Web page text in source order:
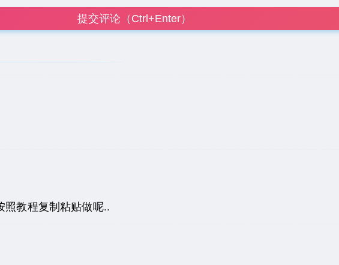
提交评论（Ctrl+Enter）
照教程复制粘贴做呢..